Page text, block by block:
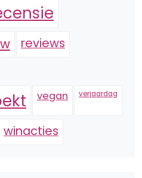
reviews
vegan verjaardag
winacties